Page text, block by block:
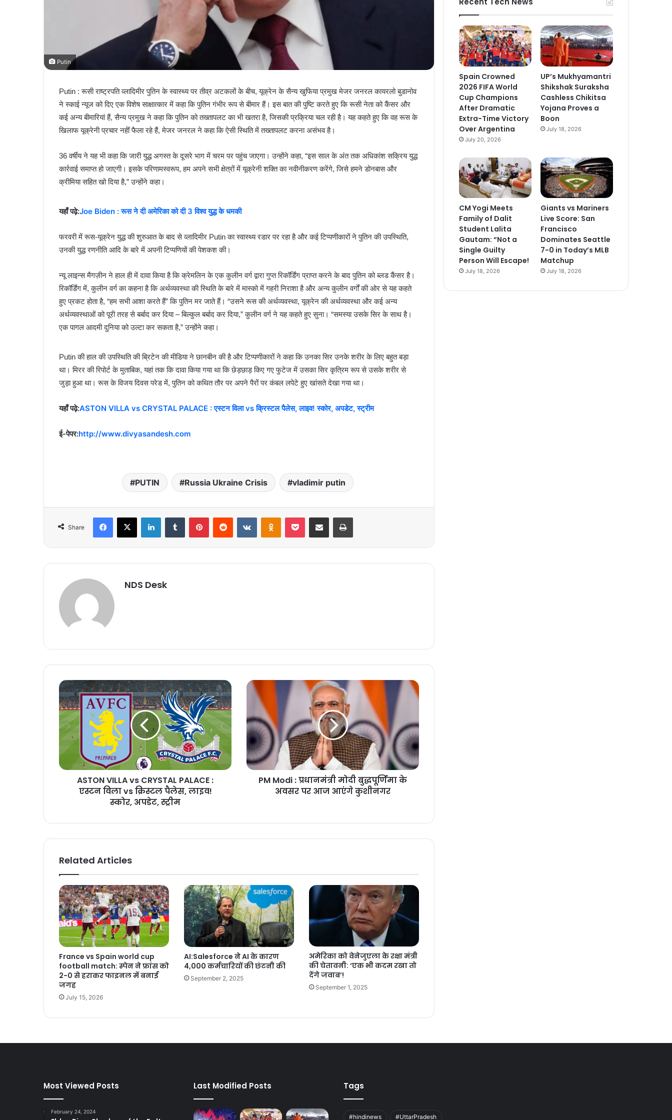
Putin
Putin : रूसी राष्ट्रपति व्लादिमीर पुतिन के स्वास्थ्य पर तीव्र अटकलों के बीच, यूक्रेन के सैन्य खुफिया प्रमुख मेजर जनरल कायरलो बुडानोव
ने स्काई न्यूज को दिए एक विशेष साक्षात्कार में कहा कि पुतिन गंभीर रूप से बीमार हैं। इस बात की पुष्टि करते हुए कि रूसी नेता को कैंसर और
कई अन्य बीमारियां हैं, सैन्य प्रमुख ने कहा कि पुतिन को तख्तापलट का भी खतरा है, जिसकी प्रक्रिया चल रही है। यह कहते हुए कि वह रूस के
खिलाफ यूक्रेनी प्रचार नहीं फैला रहे हैं, मेजर जनरल ने कहा कि ऐसी स्थिति में तख्तापलट करना असंभव है।
36 वर्षीय ने यह भी कहा कि जारी युद्ध अगस्त के दूसरे भाग में चरम पर पहुंच जाएगा। उन्होंने कहा, “इस साल के अंत तक अधिकांश सक्रिय युद्ध
कार्रवाई समाप्त हो जाएगी। इसके परिणामस्वरूप, हम अपने सभी क्षेत्रों में यूक्रेनी शक्ति का नवीनीकरण करेंगे, जिसे हमने डोनबास और
क्रीमिया सहित खो दिया है,” उन्होंने कहा।
यहाँ पढ़े:Joe Biden : रूस ने दी अमेरिका को दी 3 विश्व युद्ध के धमकी
फरवरी में रूस-यूक्रेन युद्ध की शुरुआत के बाद से व्लादिमीर Putin का स्वास्थ्य रडार पर रहा है और कई टिप्पणीकारों ने पुतिन की उपस्थिति,
उनकी युद्ध रणनीति आदि के बारे में अपनी टिप्पणियों की पेशकश की।
न्यू लाइन्स मैगज़ीन ने हाल ही में दावा किया है कि क्रेमलिन के एक कुलीन वर्ग द्वारा गुप्त रिकॉर्डिंग प्राप्त करने के बाद पुतिन को ब्लड कैंसर है।
रिकॉर्डिंग में, कुलीन वर्ग का कहना है कि अर्थव्यवस्था की स्थिति के बारे में मास्को में गहरी निराशा है और अन्य कुलीन वर्गों की ओर से यह कहते
हुए प्रकट होता है, “हम सभी आशा करते हैं” कि पुतिन मर जाते हैं। “उसने रूस की अर्थव्यवस्था, यूक्रेन की अर्थव्यवस्था और कई अन्य
अर्थव्यवस्थाओं को पूरी तरह से बर्बाद कर दिया – बिल्कुल बर्बाद कर दिया,” कुलीन वर्ग ने यह कहते हुए सुना। “समस्या उसके सिर के साथ है।
एक पागल आदमी दुनिया को उल्टा कर सकता है,” उन्होंने कहा।
Putin की हाल की उपस्थिति की ब्रिटेन की मीडिया ने छानबीन की है और टिप्पणीकारों ने कहा कि उनका सिर उनके शरीर के लिए बहुत बड़ा
था। मिरर की रिपोर्ट के मुताबिक, यहां तक ​​कि दावा किया गया था कि छेड़छाड़ किए गए फुटेज में उसका सिर कृत्रिम रूप से उसके शरीर से
जुड़ा हुआ था। रूस के विजय दिवस परेड में, पुतिन को कथित तौर पर अपने पैरों पर कंबल लपेटे हुए खांसते देखा गया था।
यहाँ पढ़े:ASTON VILLA vs CRYSTAL PALACE : एस्टन विला vs क्रिस्टल पैलेस, लाइव! स्कोर, अपडेट, स्ट्रीम
ई-पेपर:http://www.divyasandesh.com
PUTIN Russia Ukraine Crisis vladimir putin
Share
NDS Desk
ASTON VILLA vs CRYSTAL PALACE :
एस्टन विला vs क्रिस्टल पैलेस, लाइव!
स्कोर, अपडेट, स्ट्रीम
PM Modi : प्रधानमंत्री मोदी बुद्धपूर्णिमा के
अवसर पर आज आएंगे कुशीनगर
Related Articles
France vs Spain world cup
football match: स्पेन ने फ्रांस को
2-0 से हराकर फाइनल में बनाई
जगह
July 15, 2026
AI:Salesforce ने AI के कारण
4,000 कर्मचारियों की छंटनी की
September 2, 2025
अमेरिका को वेनेजुएला के रक्षा मंत्री
की चेतावनी: ‘एक भी कदम रखा तो
देंगे जवाब’!
September 1, 2025
Spain Crowned
2026 FIFA World
Cup Champions
After Dramatic
Extra-Time Victory
Over Argentina
July 20, 2026
UP’s Mukhyamantri
Shikshak Suraksha
Cashless Chikitsa
Yojana Proves a
Boon
July 18, 2026
CM Yogi Meets
Family of Dalit
Student Lalita
Gautam: “Not a
Single Guilty
Person Will Escape!
July 18, 2026
Giants vs Mariners
Live Score: San
Francisco
Dominates Seattle
7-0 in Today’s MLB
Matchup
July 18, 2026
Most Viewed Posts
February 24, 2024
Last Modified Posts Tags
#hindinews #UttarPradesh